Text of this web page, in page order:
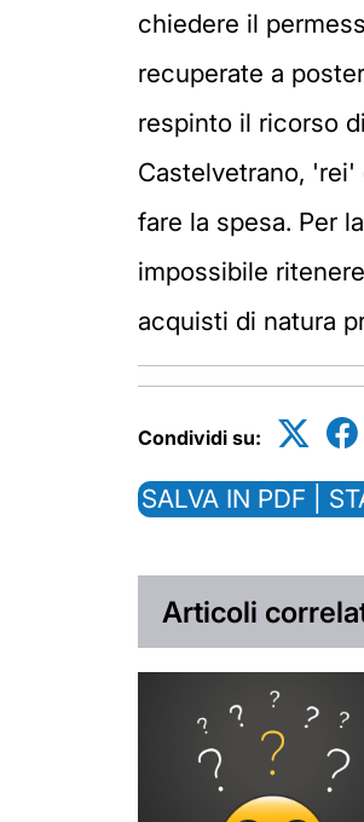
chiedere il
recuperate a
respinto il ricorso
Castelvetrano, 'rei'
fare la spesa. Per
impossibile
acquisti di natura
Condividi su:
SALVA IN PDF |
Articoli